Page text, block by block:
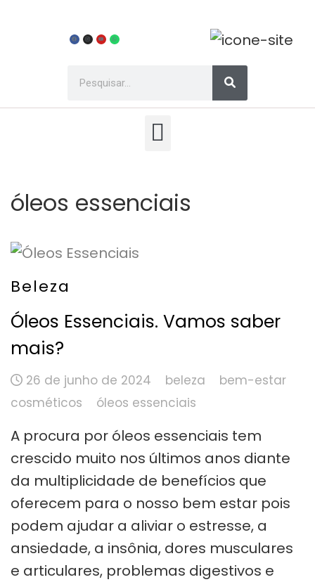
óleos essenciais
Beleza
Óleos Essenciais. Vamos saber
mais?
26 de junho de 2024 beleza
bem-estar
cosméticos
óleos essenciais
A procura por óleos essenciais tem
crescido muito nos últimos anos diante
da multiplicidade de benefícios que
oferecem para o nosso bem estar pois
podem ajudar a aliviar o estresse, a
ansiedade, a insônia, dores musculares
e articulares, problemas digestivos e